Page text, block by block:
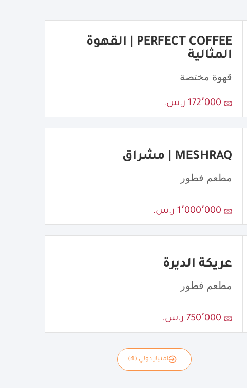
PERFECT COFFEE | القهوة
المثالية
قهوة مختصة
172٬000 ر.س.
MESHRAQ | مشراق
مطعم فطور
1٬000٬000 ر.س.
عريكة الديرة
مطعم فطور
750٬000 ر.س.
امتياز دولي (4)